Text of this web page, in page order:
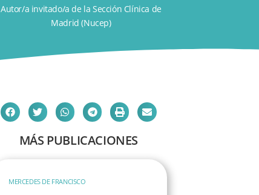
Autor/a invitado/a de la Sección Clínica de
Madrid (Nucep)
MÁS PUBLICACIONES
MERCEDES DE FRANCISCO